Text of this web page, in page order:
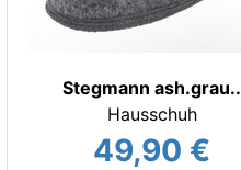
Stegmann ash.grau..
Hausschuh
49,90 €